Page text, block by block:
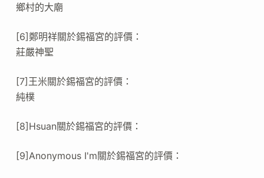
鄉村的大廟
[6]鄭明祥關於錫福宮的評價：
莊嚴神聖
[7]王米關於錫福宮的評價：
純樸
[8]Hsuan關於錫福宮的評價：
[9]Anonymous I'm關於錫福宮的評價：